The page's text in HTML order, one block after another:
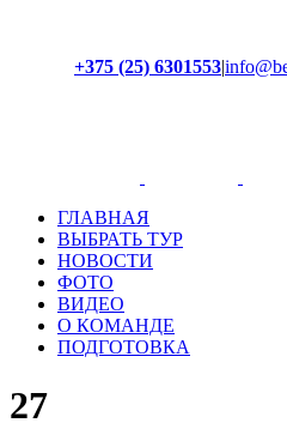
+375 (25) 6301553|
ГЛАВНАЯ
ВЫБРАТЬ ТУР
НОВОСТИ
ФОТО
ВИДЕО
О КОМАНДЕ
ПОДГОТОВКА
27